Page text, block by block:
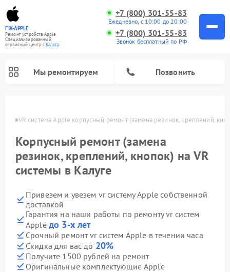
FIX-APPLE
Ремонт устройств Apple
Специализированный
cервисный центр г.Калуга
+7 (800) 301-55-83
Ежедневно, с 10:00 до 20:00
+7 (800) 301-55-83
Звонок бесплатный по РФ
Мы ремонтируем Позвонить
VR система Apple корпусный ремонт (замена резинок, креплений,
Корпусный ремонт (замена
резинок, креплений, кнопок) на VR
системы в Калуге
Привезем и увезем vr систему Apple собственной
доставкой
Гарантия на наши работы по ремонту vr систем
Apple до 3-х лет
Срочный ремонт vr систем Apple в течении часа
Скидка для вас до 20%
Получите 1500 рублей на ремонт
Оригинальные комплектующие Apple